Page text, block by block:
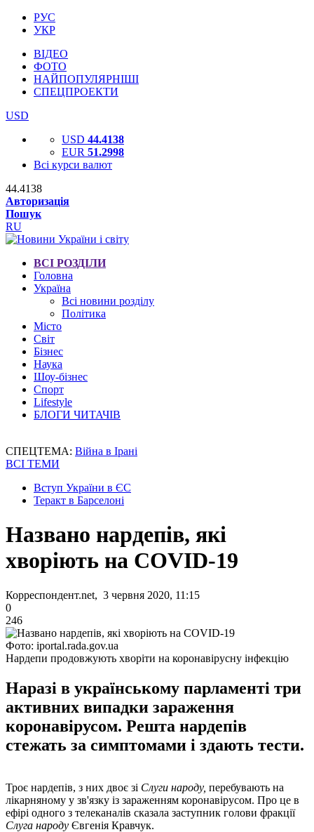
РУС
УКР
ВІДЕО
ФОТО
НАЙПОПУЛЯРНІШІ
СПЕЦПРОЕКТИ
USD
USD 44.4138
EUR 51.2998
Всі курси валют
44.4138
Авторизація
Пошук
RU
ВСІ РОЗДІЛИ
Головна
Україна
Всі новини розділу
Політика
Місто
Світ
Бізнес
Наука
Шоу-бізнес
Спорт
Lifestyle
БЛОГИ ЧИТАЧІВ
СПЕЦТЕМА: Війна в Ірані
ВСІ ТЕМИ
Вступ України в ЄС
Теракт в Барселоні
Названо нардепів, які
хворіють на COVID-19
Корреспондент.net, 3 червня 2020, 11:15
0
246
Фото: iportal.rada.gov.ua
Нардепи продовжують хворіти на коронавірусну інфекцію
Наразі в українському парламенті три
активних випадки зараження
коронавірусом. Решта нардепів
стежать за симптомами і здають тести.
Троє нардепів, з них двоє зі Слуги народу, перебувають на
лікарняному у зв'язку із зараженням коронавірусом. Про це в
ефірі одного з телеканалів сказала заступник голови фракції
Слуга народу Євгенія Кравчук.